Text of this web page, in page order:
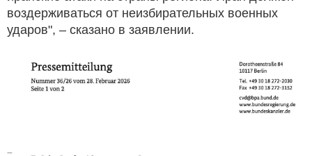
воздерживаться от неизбирательных военных
ударов", – сказано в заявлении.